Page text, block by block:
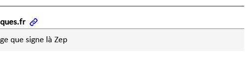
que signe là Zep